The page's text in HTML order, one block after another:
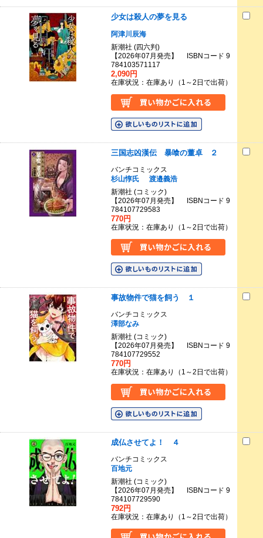
少女は殺人の夢を見る
阿津川辰海
新潮社 (四六判)
【2026年07月発売】 ISBNコード 9
784103571117
2,090円
在庫状況：在庫あり（1～2日で出荷）
三国志凶漢伝 暴喰の董卓 ２
バンチコミックス
杉山惇氏
渡邉義浩
新潮社 (コミック)
【2026年07月発売】 ISBNコード 9
784107729583
770円
在庫状況：在庫あり（1～2日で出荷）
事故物件で猫を飼う １
バンチコミックス
澤部なみ
新潮社 (コミック)
【2026年07月発売】 ISBNコード 9
784107729552
770円
在庫状況：在庫あり（1～2日で出荷）
成仏させてよ！ ４
バンチコミックス
百地元
新潮社 (コミック)
【2026年07月発売】 ISBNコード 9
784107729590
792円
在庫状況：在庫あり（1～2日で出荷）